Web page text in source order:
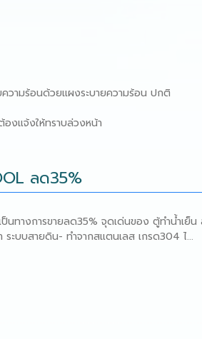
ามร้อนด้วยแผงระบายความร้อน ปกติ
งแจ้งให้ทราบล่วงหน้า
ลด35%
นทางการขายลด35% จุดเด่นของ ตู้ทําน้ําเย็
ะบบสายดิน- ทำจากสแตนเลส เกรด304 ไ...